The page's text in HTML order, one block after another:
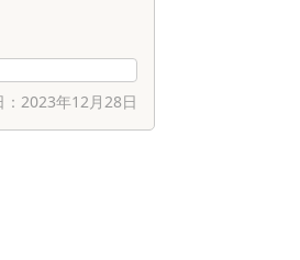
2023年12月28日